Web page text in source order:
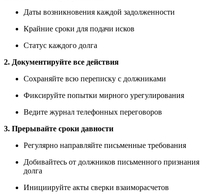
Даты возникновения каждой задолженности
Крайние сроки для подачи исков
Статус каждого долга
2. Документируйте все действия
Сохраняйте всю переписку с должниками
Фиксируйте попытки мирного урегулирования
Ведите журнал телефонных переговоров
3. Прерывайте сроки давности
Регулярно направляйте письменные требования
Добивайтесь от должников письменного признания
долга
Инициируйте акты сверки взаиморасчетов